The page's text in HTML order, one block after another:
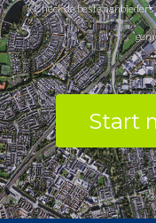
Check de beste
Start